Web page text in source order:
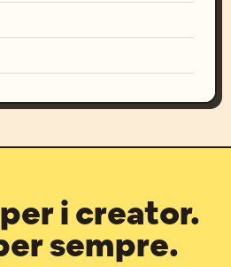
i creator.
sempre.